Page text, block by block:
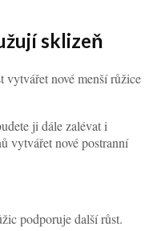
sklizeň
vytvářet nové menší růžice
ji dále zalévat i
vytvářet nové postranní
podporuje další růst.